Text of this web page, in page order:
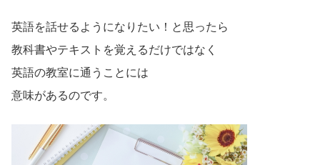
英語を話せるようになりたい！と思ったら
教科書やテキストを覚えるだけではなく
英語の教室に通うことには
意味があるのです。